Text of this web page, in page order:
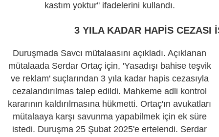
kastım yoktur'' ifadelerini kullandı.
3 YILA KADAR HAPİS CEZASI
Duruşmada Savcı mütalaasını açıkladı. Açıklanan
mütalaada Serdar Ortaç için, 'Yasadışı bahise teşvik
ve reklam' suçlarından 3 yıla kadar hapis cezasıyla
cezalandırılmas talep edildi. Mahkeme adli kontrol
kararının kaldırılmasına hükmetti. Ortaç'ın avukatları
mütalaaya karşı savunma yapabilmek için ek süre
istedi. Duruşma 25 Şubat 2025'e ertelendi. Serdar